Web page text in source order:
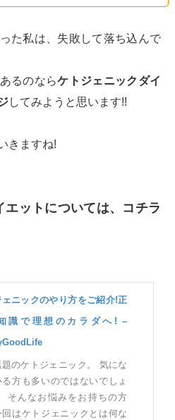
た私は、失敗して落ち込んで
るのならケトジェニックダイ
してみようと思います!!
きますね!
エットについては、コチラ
ニックのやり方をご紹介!正
識で理想のカラダへ! –
のケトジェニック。 気にな
る方も多いのではないでしょ
そんなお悩みをお持ちの方
回はケトジェニックとは何な